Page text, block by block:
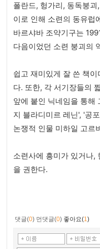
폴란드, 헝가리, 동독붕
이로 인해 소련의 동유럽
바르샤바 조약기구는
다음이었던 소련 붕괴의
쉽고 재미있게 잘 쓴 책
다. 또한, 각 서기장들의
앞에 붙인 닉네임을 통해
지 블라디미르 레닌', '공
논쟁적 인물 미하일 고르
소련사에 흥미가 있거나,
을 권한다.
댓글(0) 먼댓글(0) 좋아요(1)